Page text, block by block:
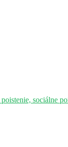
sociálne